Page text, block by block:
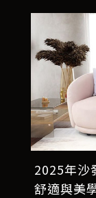
2025年沙
舒適與美